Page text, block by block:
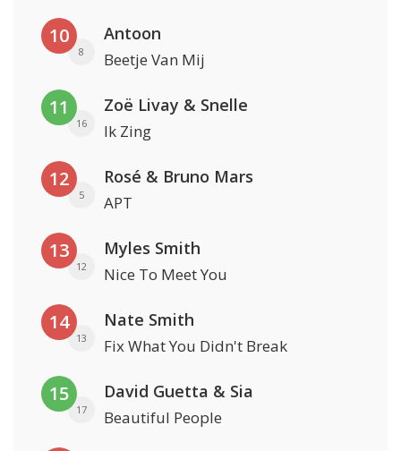
10
8
Antoon
Beetje Van Mij
11
16
Zoë Livay & Snelle
Ik Zing
12
5
Rosé & Bruno Mars
APT
13
12
Myles Smith
Nice To Meet You
14
13
Nate Smith
Fix What You Didn't Break
15
17
David Guetta & Sia
Beautiful People